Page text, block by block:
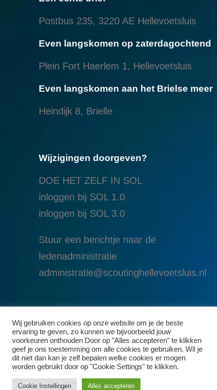
Postbus 235, 3220 AE Hellevoetsluis
Even langskomen op zaterdagochtend
Plein Fort Haerlem 1, Hellevoetsluis
Even langskomen aan het Brielse meer
Heindijk 8, Brielle
Wijzigingen doorgeven?
DOE HET ZELF IN SOL
inloggen bij SOL 1.0
inloggen bij SOL 3.0
Stuur een berichtje naar de
ledenadministratie
administratie@scoutinghellevoetsluis.nl
Wij gebruiken cookies op onze website om je de beste
ervaring te geven, zo kunnen we bijvoorbeeld jouw
voorkeuren onthouden Door op "Alles accepteren" te klikken
geef je ons toestemming om alle cookies te gebruiken. Wil je
dit niet dan kan je zelf bepalen welke cookies er mogen
worden gebruikt door op "Cookie Settings" te klikken.
Cookie Instellingen Alles accepteren